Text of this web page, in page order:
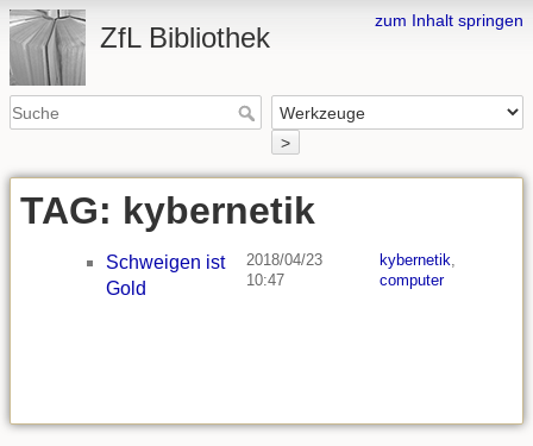
zum Inhalt springen
ZfL Bibliothek
>
TAG: kybernetik
Schweigen ist
Gold
2018/04/23
10:47
kybernetik,
computer